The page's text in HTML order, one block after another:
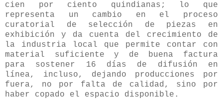
cien por ciento quindianas; lo que
representa un cambio en el proceso
curatorial de selección de piezas en
exhibición y da cuenta del crecimiento de
la industria local que permite contar con
material suficiente y de buena factura
para sostener 16 días de difusión en
línea, incluso, dejando producciones por
fuera, no por falta de calidad, sino por
haber copado el espacio disponible.